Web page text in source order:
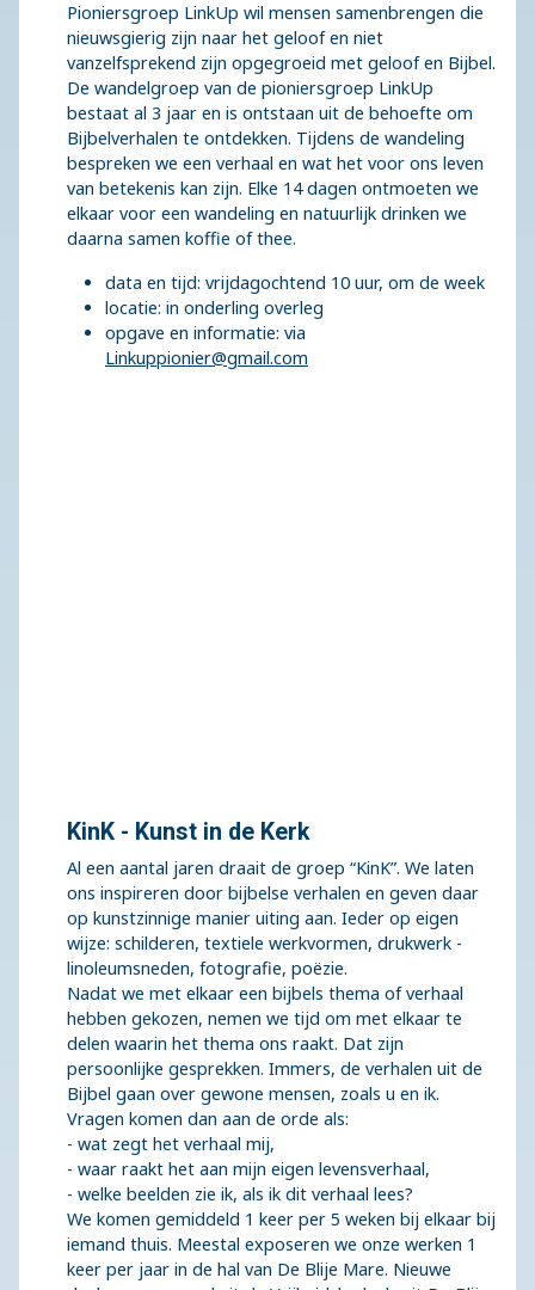
Pioniersgroep LinkUp wil mensen samenbrengen die
nieuwsgierig zijn naar het geloof en niet
vanzelfsprekend zijn opgegroeid met geloof en Bijbel.
De wandelgroep van de pioniersgroep LinkUp
bestaat al 3 jaar en is ontstaan uit de behoefte om
Bijbelverhalen te ontdekken. Tijdens de wandeling
bespreken we een verhaal en wat het voor ons leven
van betekenis kan zijn. Elke 14 dagen ontmoeten we
elkaar voor een wandeling en natuurlijk drinken we
daarna samen koffie of thee.
data en tijd: vrijdagochtend 10 uur, om de week
locatie: in onderling overleg
opgave en informatie: via
Linkuppionier@gmail.com
KinK - Kunst in de Kerk
Al een aantal jaren draait de groep “KinK”. We laten
ons inspireren door bijbelse verhalen en geven daar
op kunstzinnige manier uiting aan. Ieder op eigen
wijze: schilderen, textiele werkvormen, drukwerk -
linoleumsneden, fotografie, poëzie.
Nadat we met elkaar een bijbels thema of verhaal
hebben gekozen, nemen we tijd om met elkaar te
delen waarin het thema ons raakt. Dat zijn
persoonlijke gesprekken. Immers, de verhalen uit de
Bijbel gaan over gewone mensen, zoals u en ik.
Vragen komen dan aan de orde als:
- wat zegt het verhaal mij,
- waar raakt het aan mijn eigen levensverhaal,
- welke beelden zie ik, als ik dit verhaal lees?
We komen gemiddeld 1 keer per 5 weken bij elkaar bij
iemand thuis. Meestal exposeren we onze werken 1
keer per jaar in de hal van De Blije Mare. Nieuwe